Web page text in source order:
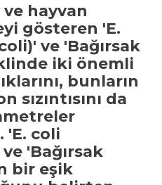
ve hayvan
gösteren 'E.
ve 'Bağırsak
iki önemli
bunların
sızıntısını da
'E. coli
'Bağırsak
bir eşik